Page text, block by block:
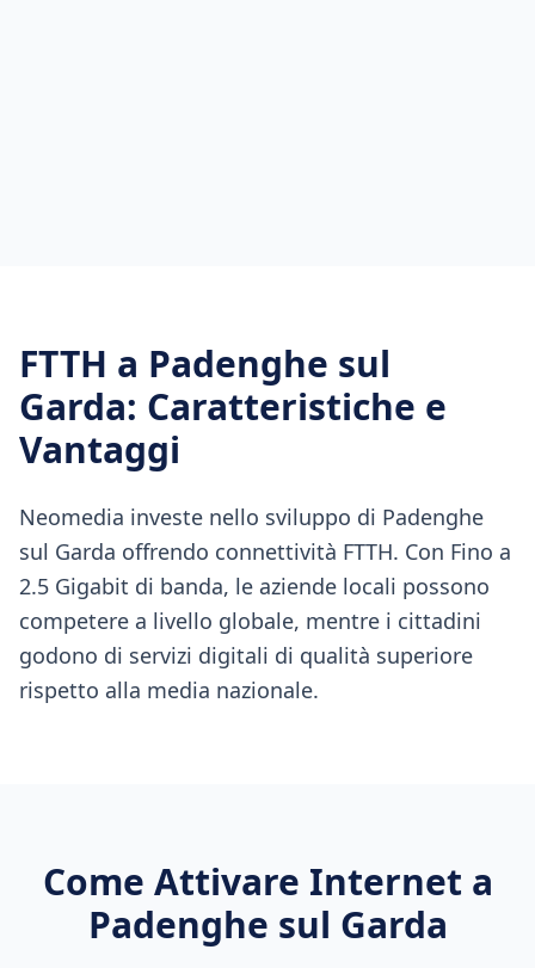
FTTH a Padenghe sul
Garda: Caratteristiche e
Vantaggi
Neomedia investe nello sviluppo di Padenghe
sul Garda offrendo connettività FTTH. Con Fino a
2.5 Gigabit di banda, le aziende locali possono
competere a livello globale, mentre i cittadini
godono di servizi digitali di qualità superiore
rispetto alla media nazionale.
Come Attivare Internet a
Padenghe sul Garda